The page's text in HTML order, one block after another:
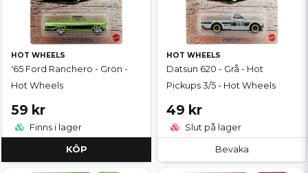
HOT WHEELS
'65 Ford Ranchero - Grön -
Hot Wheels
59 kr
Finns i lager
KÖP
HOT WHEELS
Datsun 620 - Grå - Hot
Pickups 3/5 - Hot Wheels
49 kr
Slut på lager
Bevaka